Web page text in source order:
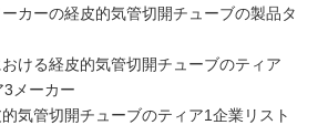
ーカーの経皮的気管切開チューブの製品タ
おける経皮的気管切開チューブのティア
メーカー
管切開チューブのティア1企業リスト